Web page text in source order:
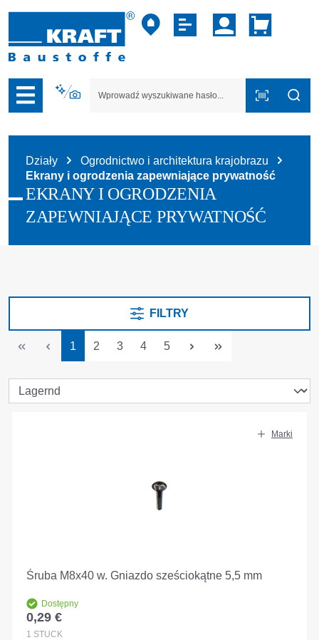
do nawigacji na platformie B2B
Działy
Ogrodnictwo i architektura krajobrazu
Ekrany i ogrodzenia zapewniające prywatność
EKRANY I OGRODZENIA
ZAPEWNIAJĄCE PRYWATNOŚĆ
FILTRY
Strona
1 Strona
2 Strona
3 Strona
4 Strona
5
Marki
Śruba M8x40 w. Gniazdo sześciokątne 5,5 mm
Dostępny
Cena regularna:
0,29 €
1 STÜCK